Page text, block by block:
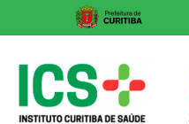
content